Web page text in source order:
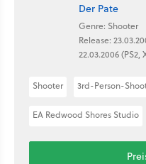
Der Pate
Genre: Shooter
Release:
22.03.2006 (PS2,
Shooter 3rd-Person-
EA Redwood Shores Studio